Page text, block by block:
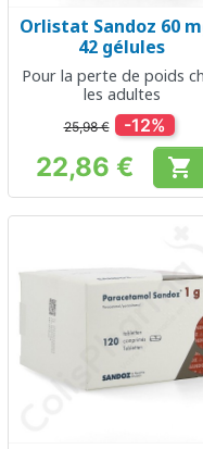
Orlistat Sandoz 60
42 gélules
Pour la perte de poids
les adultes
25,98 € -12%
Prix
22,86 € 